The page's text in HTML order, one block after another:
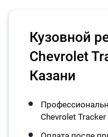
Кузовной
Chevrolet
Казани
Chevrolet Tracker